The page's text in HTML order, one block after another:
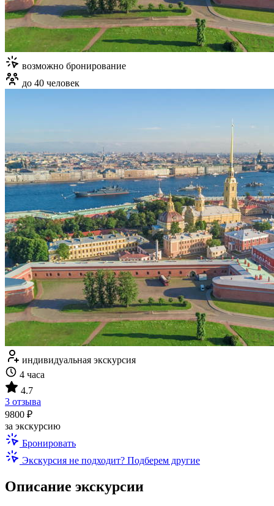
возможно бронирование
до 40 человек
индивидуальная экскурсия
4 часа
4.7
3 отзыва
9800 ₽
за экскурсию
Бронировать
Экскурсия не подходит? Подберем другие
Описание экскурсии